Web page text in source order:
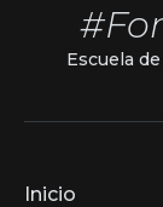
Escuela
Inicio